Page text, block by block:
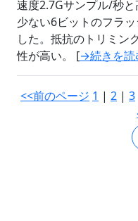
速度2.7Gサンプル/秒
少ない6ビットのフラ
した。抵抗のトリミン
性が高い。 [→続きを読
<<前のページ 1 | 2 | 3